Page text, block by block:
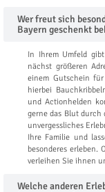
Wer freut sich
Bayern geschenkt
In Ihrem Umfeld
nächst größeren
einem Gutschein
hierbei
und Actionhelden
gerne das Blut durch
unvergessliches
Ihre Familie und
besonderes
verleihen Sie ihnen
Welche anderen